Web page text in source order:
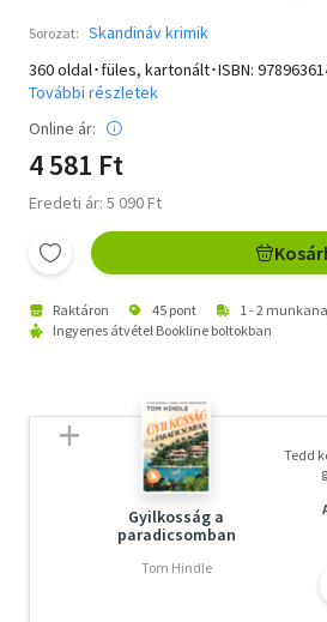
Sorozat: Skandináv krimik
360 oldal･füles, kartonált･ISBN:
További részletek
Online ár:
4 581 Ft
Eredeti ár: 5 090 Ft
Raktáron 45 pont
1 - 2
Ingyenes átvétel Bookline boltokban
Gyilkosság a
paradicsomban
Tom Hindle
Tedd